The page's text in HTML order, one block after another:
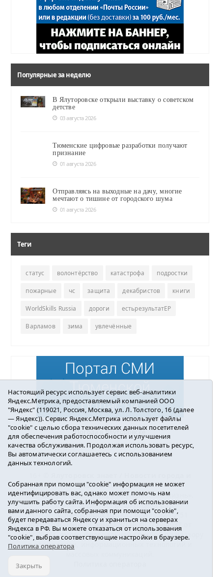
Популярные за неделю
В Ялуторовске открыли выставку о советском
детстве
03 августа 2026
Тюменские цифровые разработки получают
признание
01 августа 2026
Отправляясь на выходные на дачу, многие
мечтают о тишине от городского шума
01 августа 2026
Теги
статус волонтёрство катастрофа подростки
пожарные чс защита декабристов книги
WorldSkills Russia дороги естьрезультатЕР
Варламов зима увлечённые
Погода в Ялуторовске
района2016-2023
Учредитель: АНО «ИИЦ « Ялуторовская жизнь».
Главный редактор: Вешкурцева С.П.
E-mail:yznaet@inbox.ruТел.: 8(34535)2-02-51
Регистрационный номер ЭЛ № ФС 77-64937 от
24.02.2016г. выдан Федеральной службой по надзору
в сфере связи, информационных технологий и
Настоящий ресурс использует сервис веб-аналитики
Яндекс.Метрика, предоставляемый компанией ООО
"Яндекс" (119021, Россия, Москва, ул. Л. Толстого, 16 (далее
— Яндекс)). Сервис Яндекс.Метрика использует файлы
"cookie" с целью сбора технических данных посетителей
для обеспечения работоспособности и улучшения
качества обслуживания. Продолжая использовать ресурс,
Вы автоматически соглашаетесь с использованием
данных технологий.
Собранная при помощи "cookie" информация не может
идентифицировать вас, однако может помочь нам
улучшить работу сайта. Информация об использовании
вами данного сайта, собранная при помощи "cookie",
будет передаваться Яндексу и храниться на серверах
Яндекса в РФ. Вы можете отказаться от использования
"cookie", выбрав соответствующие настройки в браузере.
Политика оператора
Закрыть